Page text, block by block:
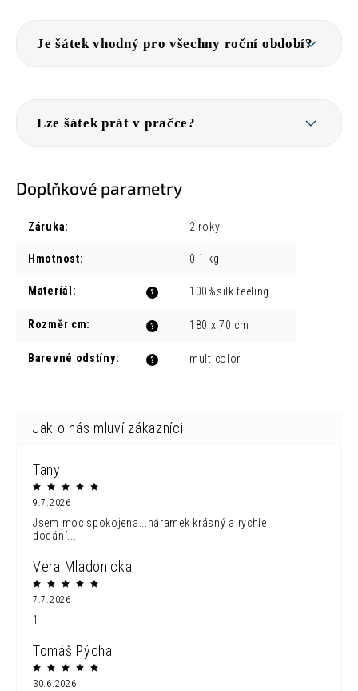
Je šátek vhodný pro všechny roční období?
Lze šátek prát v pračce?
Doplňkové parametry
Záruka: 2 roky
Hmotnost: 0.1 kg
?
Materíál : 100%silk feeling
?
Rozměr cm: 180 x 70 cm
?
Barevné odstíny: multicolor
Tany
9.7.2026
Jsem moc spokojena...náramek krásný a rychle
dodání...
Vera Mladonicka
7.7.2026
1
Tomáš Pýcha
30.6.2026